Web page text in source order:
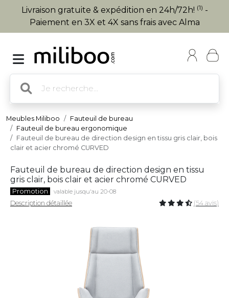
Livraison gratuite & expédition en 24h/72h! (1) -
Paiement en 3X et 4X sans frais avec Alma
Meubles Miliboo
Fauteuil de bureau
Fauteuil de bureau ergonomique
Fauteuil de bureau de direction design en tissu gris clair, bois
clair et acier chromé CURVED
Fauteuil de bureau de direction design en tissu
gris clair, bois clair et acier chromé CURVED
Promotion valable jusqu'au 20-08
Description détaillée (54 avis)